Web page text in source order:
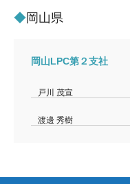
岡山県
岡山LPC第２支社
戸川 茂宣
渡邊 秀樹